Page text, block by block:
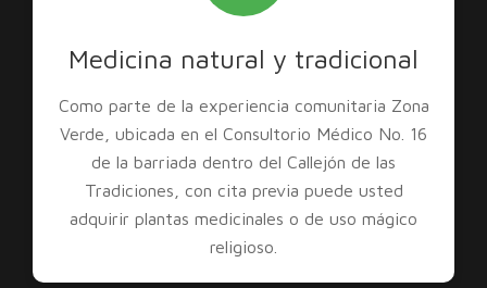
Medicina natural y tradicional
Como parte de la experiencia comunitaria Zona
Verde, ubicada en el Consultorio Médico No. 16
de la barriada dentro del Callejón de las
Tradiciones, con cita previa puede usted
adquirir plantas medicinales o de uso mágico
religioso.